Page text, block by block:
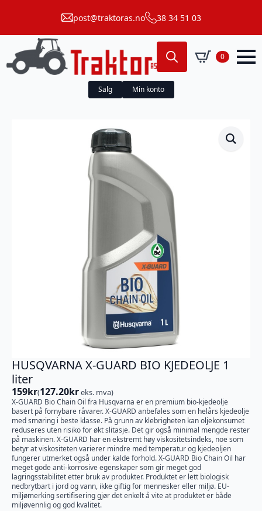
post@traktoras.no 38 34 51 03
Search
for:
0
Salg Min konto
HUSQVARNA X-GUARD BIO KJEDEOLJE 1
liter
159kr(127.20kreks. mva)
X-GUARD Bio Chain Oil fra Husqvarna er en premium bio-kjedeolje
basert på fornybare råvarer. X-GUARD anbefales som en helårs kjedeolje
med smøring i beste klasse. På grunn av klebrigheten kan oljekonsumet
reduseres uten risiko for økt slitasje. Det gir også minimal mengde rester
på maskinen. X-GUARD har en ekstremt høy viskositetsindeks, noe som
betyr at viskositeten varierer mindre med temperatur og kjedeoljen
fungerer utmerket også under kalde forhold. X-GUARD Bio Chain Oil har
meget gode anti-korrosive egenskaper som gir meget god
lagringsstabilitet etter bruk av produkter. Produktet er lett biologisk
nedbrytbart i jord og vann, ikke giftig for mennesker eller miljø. EU-
miljømerking sertifisering gjør det enkelt å vite at produktet er både
miljøvennlig og god kvalitet.